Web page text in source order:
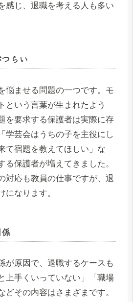
感じ、退職を考える人も多い
らい
悩ませる問題の一つです。モ
という言葉が生まれたよう
を要求する保護者は実際に存
学芸会はうちの子を主役にし
て宿題を教えてほしい」な
る保護者が増えてきました。
対応も教員の仕事ですが、退
になります。
が原因で、退職するケースも
上手くいっていない」「職場
どその内容はさまざまです。